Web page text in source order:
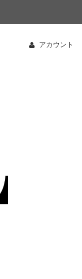
アカウント